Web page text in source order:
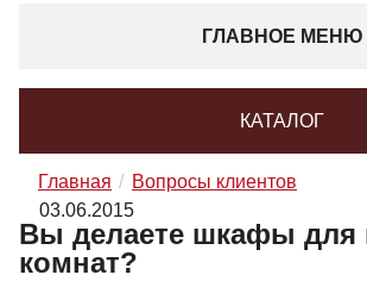
ГЛАВНОЕ МЕНЮ
КАТАЛОГ
Главная
Вопросы клиентов
03.06.2015
Вы делаете шкафы для
комнат?